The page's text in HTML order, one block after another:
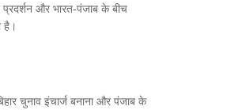
और भारत‑पंजाब के बीच
है।
चुनाव इंचार्ज बनाना और पंजाब के